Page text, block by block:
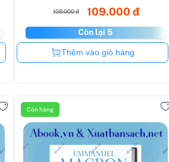
109.000 đ 109.000 đ
Còn lại 5
Còn hàng
Thêm vào giỏ hàng
Còn hàng